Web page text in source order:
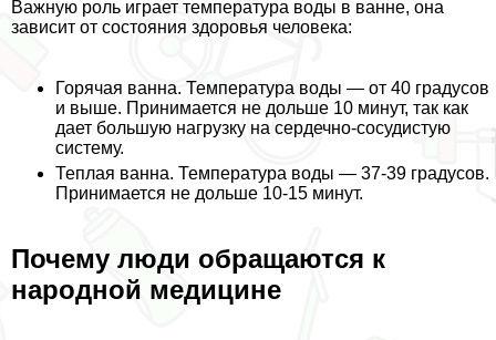
Важную роль играет температура воды в ванне, она
зависит от состояния здоровья человека:
Горячая ванна. Температура воды — от 40 градусов
и выше. Принимается не дольше 10 минут, так как
дает большую нагрузку на сердечно-сосудистую
систему.
Теплая ванна. Температура воды — 37-39 градусов.
Принимается не дольше 10-15 минут.
Почему люди обращаются к
народной медицине